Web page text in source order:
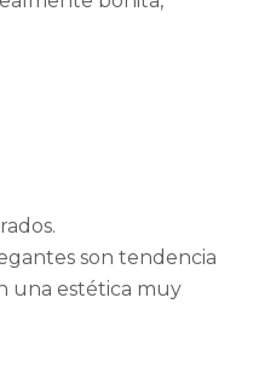
son tendencia
una estética muy